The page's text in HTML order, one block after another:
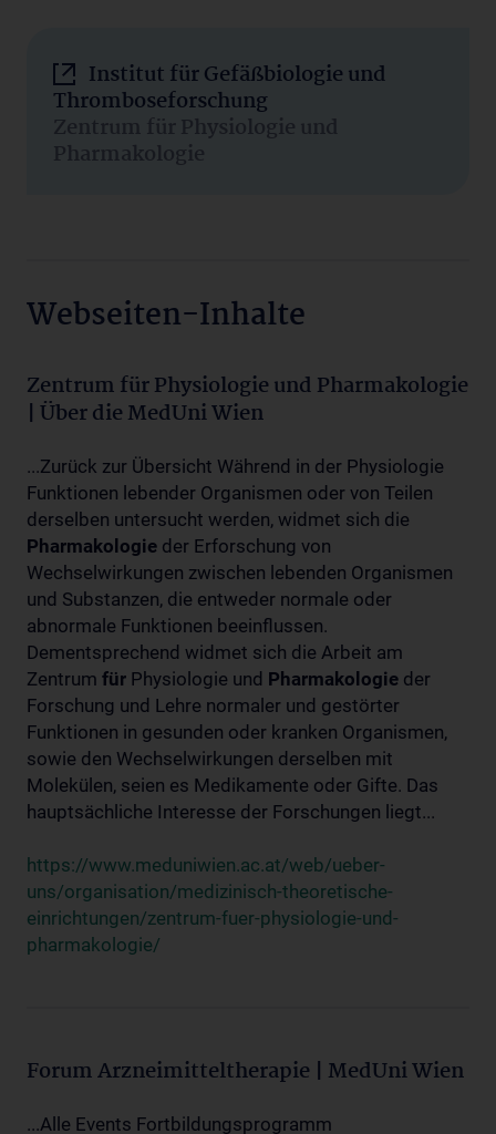
Institut für Gefäßbiologie und
Thromboseforschung
Zentrum für Physiologie und
Pharmakologie
Webseiten-Inhalte
Zentrum für Physiologie und Pharmakologie
| Über die MedUni Wien
...Zurück zur Übersicht Während in der Physiologie
Funktionen lebender Organismen oder von Teilen
derselben untersucht werden, widmet sich die
Pharmakologie der Erforschung von
Wechselwirkungen zwischen lebenden Organismen
und Substanzen, die entweder normale oder
abnormale Funktionen beeinflussen.
Dementsprechend widmet sich die Arbeit am
Zentrum für Physiologie und Pharmakologie der
Forschung und Lehre normaler und gestörter
Funktionen in gesunden oder kranken Organismen,
sowie den Wechselwirkungen derselben mit
Molekülen, seien es Medikamente oder Gifte. Das
hauptsächliche Interesse der Forschungen liegt...
https://www.meduniwien.ac.at/web/ueber-
uns/organisation/medizinisch-theoretische-
einrichtungen/zentrum-fuer-physiologie-und-
pharmakologie/
Forum Arzneimitteltherapie | MedUni Wien
...Alle Events Fortbildungsprogramm